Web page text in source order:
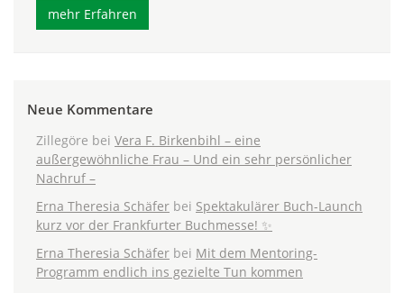
mehr Erfahren
Neue Kommentare
Zillegöre bei Vera F. Birkenbihl – eine
außergewöhnliche Frau – Und ein sehr persönlicher
Nachruf –
Erna Theresia Schäfer bei Spektakulärer Buch-Launch
kurz vor der Frankfurter Buchmesse! ✨
Erna Theresia Schäfer bei Mit dem Mentoring-
Programm endlich ins gezielte Tun kommen